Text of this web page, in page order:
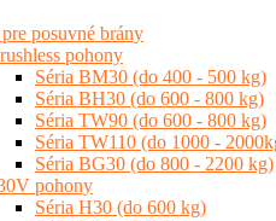
posuvné brány
pohony
Séria BM30 (do 400 - 500 kg)
Séria BH30 (do 600 - 800 kg)
Séria TW90 (do 600 - 800 kg)
Séria TW110 (do 1000 -
Séria BG30 (do 800 - 2200 kg)
pohony
Séria H30 (do 600 kg)